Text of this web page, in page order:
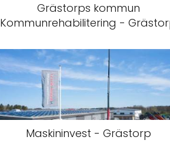
Grästorps kommun
Kommunrehabilitering -
Maskininvest - Grästorp